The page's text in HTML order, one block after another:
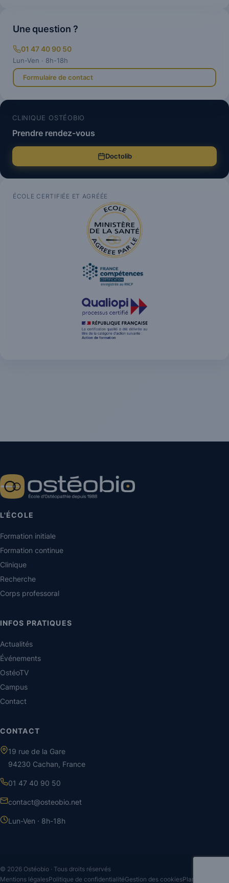
Une question ?
01 47 40 90 50
Lun-Ven · 8h-18h
Formulaire de contact
CLINIQUE OSTÉOBIO
Prendre rendez-vous
Doctolib
ÉCOLE CERTIFIÉE ET AGRÉÉE
L'ÉCOLE
Formation initiale
Formation continue
Clinique
Recherche
Corps professoral
INFOS PRATIQUES
Actualités
Événements
OstéoTV
Campus
Contact
CONTACT
19 rue de la Gare
94230 Cachan, France
01 47 40 90 50
contact@osteobio.net
Lun-Ven · 8h-18h
© 2026 Ostéobio · Tous droits réservés
Mentions légalesPolitique de confidentialitéGestion des cookiesPlan du site